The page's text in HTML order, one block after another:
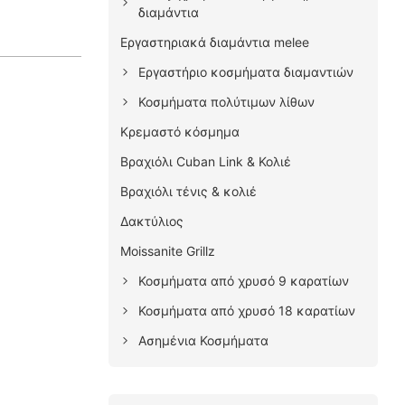
διαμάντια
Εργαστηριακά διαμάντια melee
Εργαστήριο κοσμήματα διαμαντιών
Κοσμήματα πολύτιμων λίθων
Κρεμαστό κόσμημα
Βραχιόλι Cuban Link & Κολιέ
Βραχιόλι τένις & κολιέ
Δακτύλιος
Moissanite Grillz
Κοσμήματα από χρυσό 9 καρατίων
Κοσμήματα από χρυσό 18 καρατίων
Ασημένια Κοσμήματα